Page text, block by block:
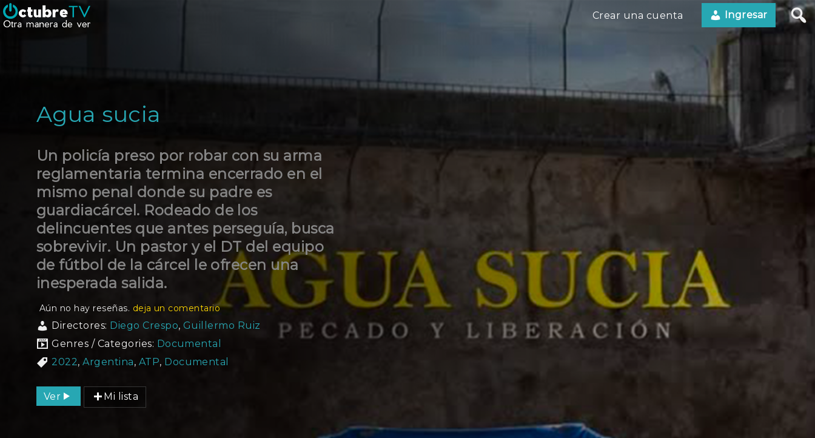
Crear una cuenta Ingresar
Agua sucia
Un policía preso por robar con su arma
reglamentaria termina encerrado en el
mismo penal donde su padre es
guardiacárcel. Rodeado de los
delincuentes que antes perseguía, busca
sobrevivir. Un pastor y el DT del equipo
de fútbol de la cárcel le ofrecen una
inesperada salida.
Aún no hay reseñas. deja un comentario
Directores: Diego Crespo, Guillermo Ruiz
Genres / Categories: Documental
2022,Argentina, ATP, Documental
Ver Mi lista